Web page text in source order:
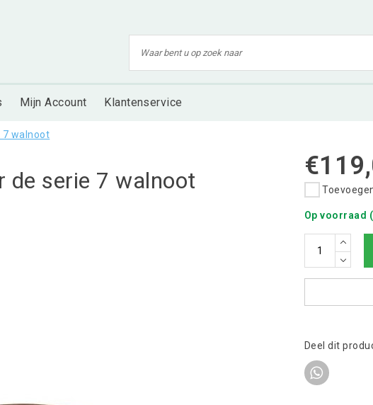
Mijn Account Klantenservice
7 walnoot
de serie 7 walnoot
Op voorraad
Deel dit